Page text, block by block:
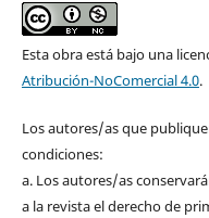
Esta obra está bajo una
Atribución-NoComercial 4.0.
Los autores/as que
condiciones:
a. Los autores/as
a la revista el derecho de